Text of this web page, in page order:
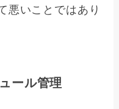
悪いことではあり
ール管理